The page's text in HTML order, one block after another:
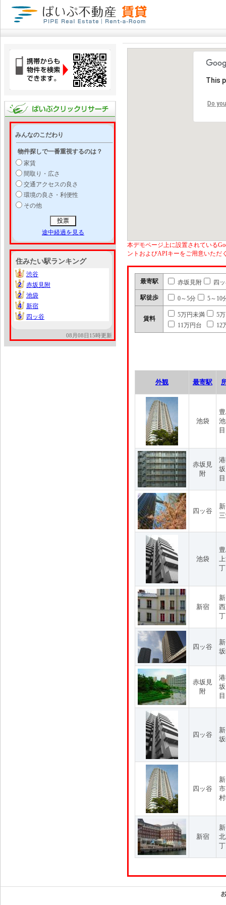
みんなのこだわり
物件探しで一番重視するのは？
家賃
間取り・広さ
交通アクセスの良さ
環境の良さ・利便性
その他
途中経過を見る
住みたい駅ランキング
1
1
渋谷
2
2
赤坂見附
2
2
池袋
4
4
新宿
5
5 四ッ谷
08月08日15時更新
This
Do
本デモページ上に設置されている
ントおよびAPIキーをご用意いただ
最寄駅 赤坂見附 四
駅徒歩 0～5分 5～10
賃料
5万円未満
5
11万円台
12
外観 最寄駅
池袋
目
赤坂見
附
目
四ッ谷
池袋
新宿
四ッ谷
赤坂見
附
目
四ッ谷
四ッ谷
新宿